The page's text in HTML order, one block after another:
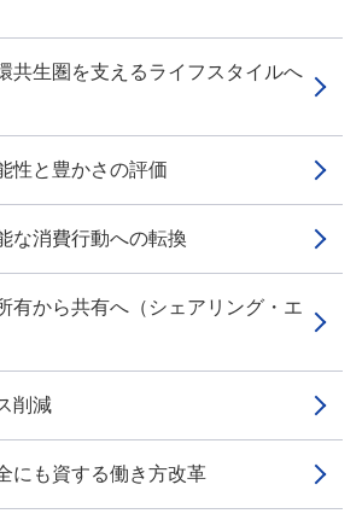
生圏を支えるライフスタイルへ
と豊かさの評価
消費行動への転換
から共有へ（シェアリング・エ
削減
も資する働き方改革